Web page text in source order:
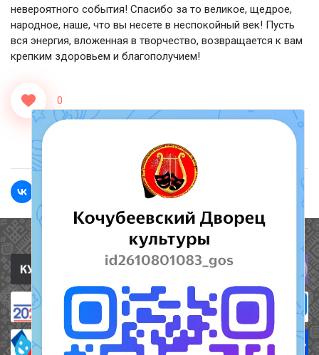
невероятного события! Спасибо за то великое, щедрое,
народное, наше, что вы несете в неспокойный век! Пусть
вся энергия, вложенная в творчество, возвращается к вам
крепким здоровьем и благополучием!
0
Полезные ссылки